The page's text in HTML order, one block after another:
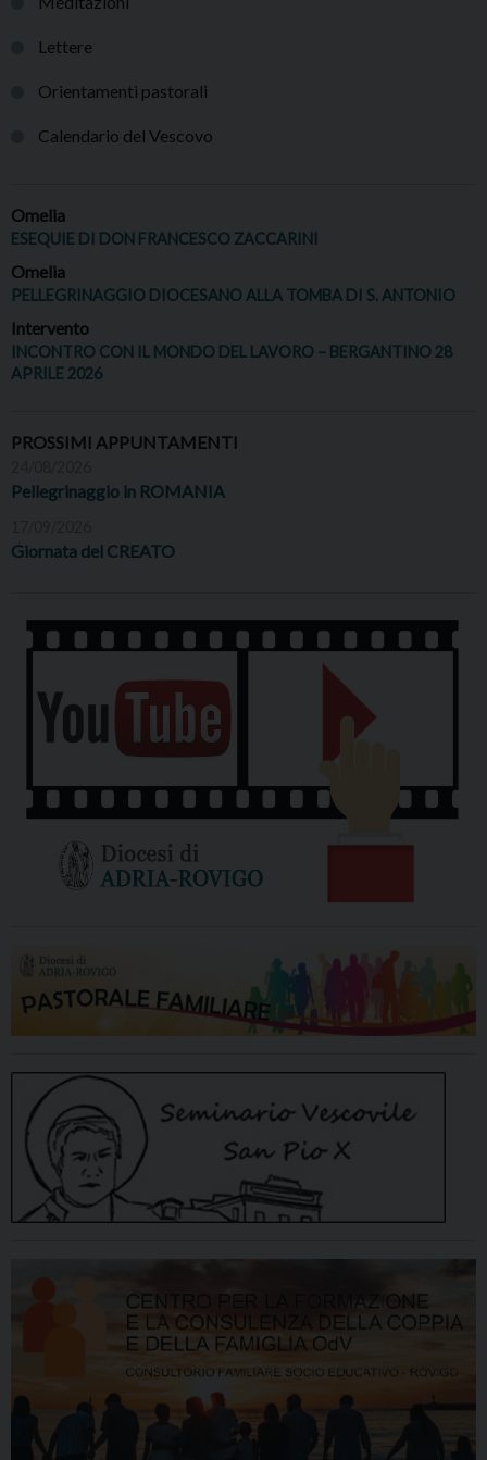
Lettere
Orientamenti pastorali
Calendario del Vescovo
Omelia
ESEQUIE DI DON FRANCESCO ZACCARINI
Omelia
PELLEGRINAGGIO DIOCESANO ALLA TOMBA DI S. ANTONIO
Intervento
INCONTRO CON IL MONDO DEL LAVORO – BERGANTINO 28
APRILE 2026
PROSSIMI APPUNTAMENTI
Pellegrinaggio in ROMANIA
Giornata del CREATO